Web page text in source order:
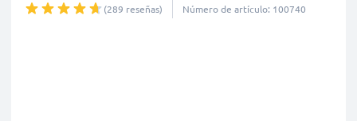
(289 reseñas) Número de artículo: 100740